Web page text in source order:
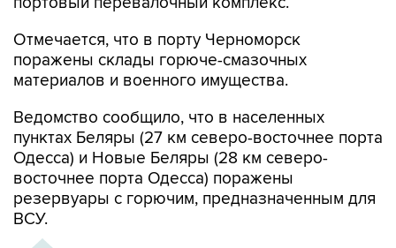
Отмечается, что в порту Черноморск
поражены склады горюче-смазочных
материалов и военного имущества.
Ведомство сообщило, что в населенных
пунктах Беляры (27 км северо-восточнее порта
Одесса) и Новые Беляры (28 км северо-
восточнее порта Одесса) поражены
резервуары с горючим, предназначенным для
ВСУ.